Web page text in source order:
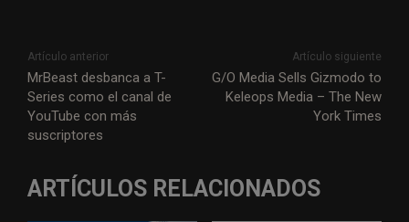
Artículo anterior
MrBeast desbanca a T-
Series como el canal de
YouTube con más
suscriptores
Artículo siguiente
G/O Media Sells Gizmodo to
Keleops Media – The New
York Times
ARTÍCULOS RELACIONADOS